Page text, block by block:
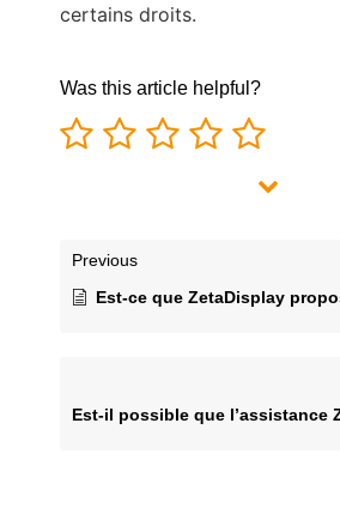
certains droits.
Was this article helpful?
Previous
Est-ce que ZetaDisplay propose des